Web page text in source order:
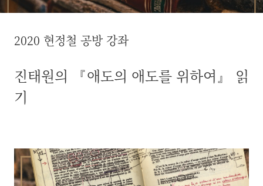
2020 현정철 공방 강좌
진태원의 『애도의 애도를 위하여』 읽
기